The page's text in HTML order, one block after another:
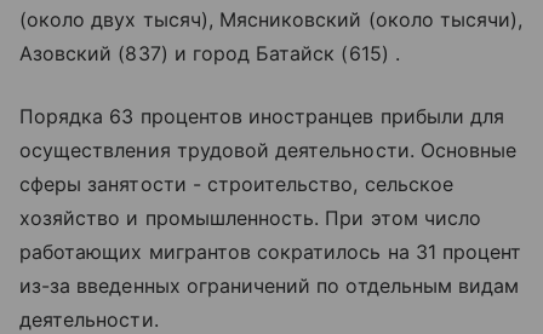
(около двух тысяч), Мясниковский (около тысячи),
Азовский (837) и город Батайск (615) .
Порядка 63 процентов иностранцев прибыли для
осуществления трудовой деятельности. Основные
сферы занятости - строительство, сельское
хозяйство и промышленность. При этом число
работающих мигрантов сократилось на 31 процент
из-за введенных ограничений по отдельным видам
деятельности.